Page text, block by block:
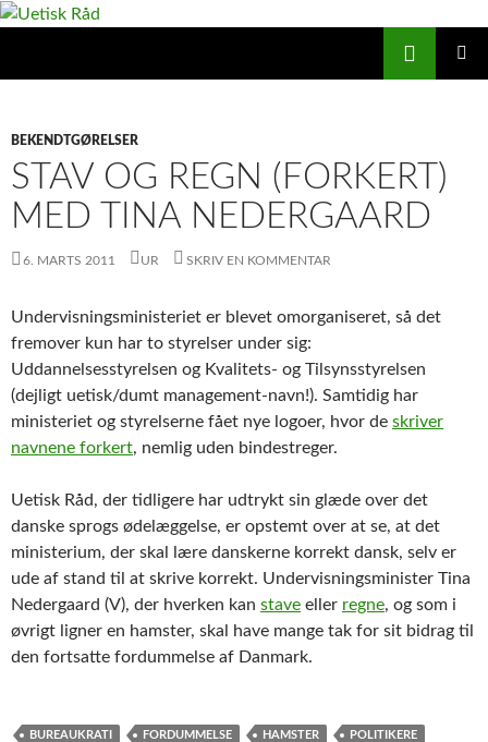
Hop
BEKENDTGØRELSER
STAV OG REGN (FORKERT)
MED TINA NEDERGAARD
6. MARTS 2011 UR SKRIV EN KOMMENTAR
Undervisningsministeriet er blevet omorganiseret, så det
fremover kun har to styrelser under sig:
Uddannelsesstyrelsen og Kvalitets- og Tilsynsstyrelsen
(dejligt uetisk/dumt management-navn!). Samtidig har
ministeriet og styrelserne fået nye logoer, hvor de skriver
navnene forkert, nemlig uden bindestreger.
Uetisk Råd, der tidligere har udtrykt sin glæde over det
danske sprogs ødelæggelse, er opstemt over at se, at det
ministerium, der skal lære danskerne korrekt dansk, selv er
ude af stand til at skrive korrekt. Undervisningsminister Tina
Nedergaard (V), der hverken kan stave eller regne, og som i
øvrigt ligner en hamster, skal have mange tak for sit bidrag til
den fortsatte fordummelse af Danmark.
BUREAUKRATI FORDUMMELSE HAMSTER POLITIKERE